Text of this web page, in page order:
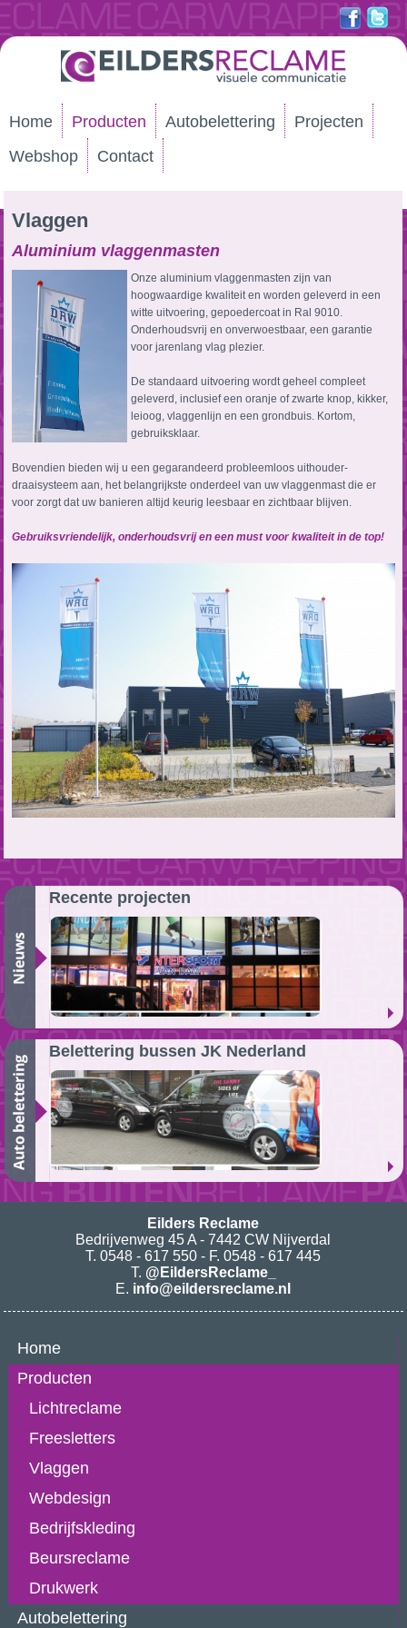
Home Producten Autobelettering
Projecten
Webshop
Contact
Vlaggen
Aluminium vlaggenmasten
Onze aluminium vlaggenmasten zijn van
hoogwaardige kwaliteit en worden geleverd in een
witte uitvoering, gepoedercoat in Ral 9010.
Onderhoudsvrij en onverwoestbaar, een garantie
voor jarenlang vlag plezier.
De standaard uitvoering wordt geheel compleet
geleverd, inclusief een oranje of zwarte knop, kikker,
leioog, vlaggenlijn en een grondbuis. Kortom,
gebruiksklaar.
Bovendien bieden wij u een gegarandeerd probleemloos uithouder-
draaisysteem aan, het belangrijkste onderdeel van uw vlaggenmast die er
voor zorgt dat uw banieren altijd keurig leesbaar en zichtbaar blijven.
Gebruiksvriendelijk, onderhoudsvrij en een must voor kwaliteit in de top!
Recente projecten
Belettering bussen JK Nederland
Eilders Reclame
Bedrijvenweg 45 A - 7442 CW Nijverdal
T. 0548 - 617 550 - F. 0548 - 617 445
T. @EildersReclame_
E. info@eildersreclame.nl
Home
Producten
Lichtreclame
Freesletters
Vlaggen
Webdesign
Bedrijfskleding
Beursreclame
Drukwerk
Autobelettering